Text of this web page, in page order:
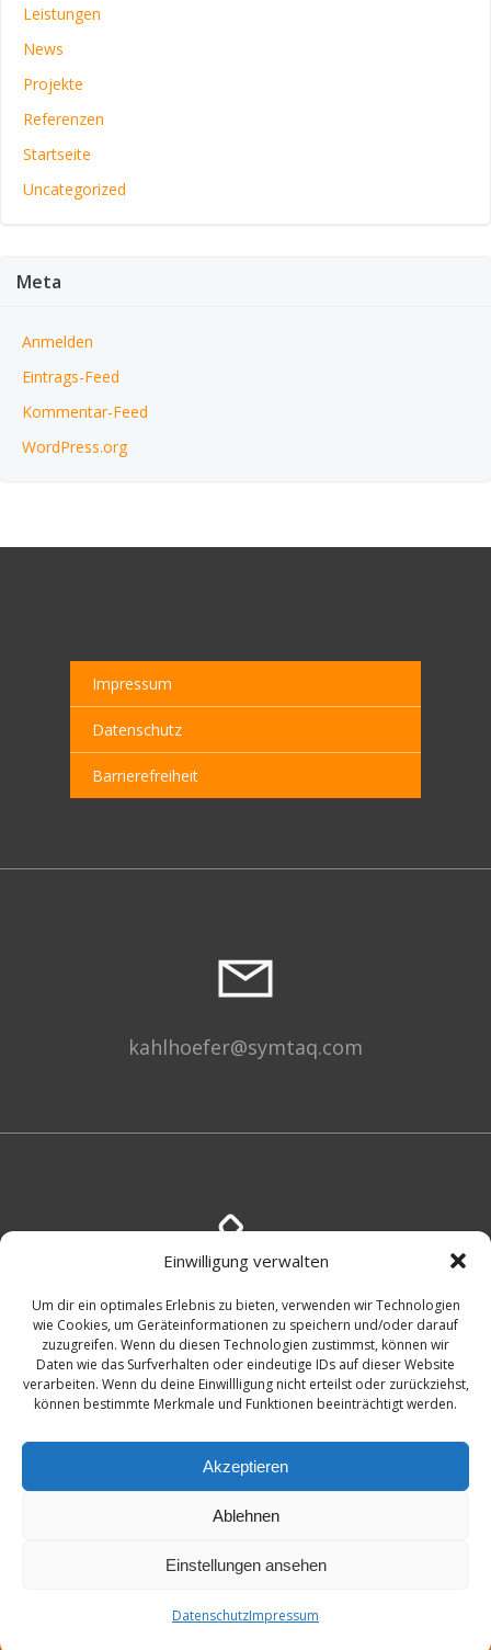
Einwilligung verwalten
Um dir ein optimales Erlebnis zu bieten, verwenden wir Technologien
wie Cookies, um Geräteinformationen zu speichern und/oder darauf
zuzugreifen. Wenn du diesen Technologien zustimmst, können wir
Daten wie das Surfverhalten oder eindeutige IDs auf dieser Website
verarbeiten. Wenn du deine Einwillligung nicht erteilst oder zurückziehst,
können bestimmte Merkmale und Funktionen beeinträchtigt werden.
Akzeptieren
Ablehnen
Einstellungen ansehen
DatenschutzImpressum
Leistungen
News
Projekte
Referenzen
Startseite
Uncategorized
Meta
Anmelden
Eintrags-Feed
Kommentar-Feed
WordPress.org
Impressum
Datenschutz
Barrierefreiheit
kahlhoefer@symtaq.com
+49 (176)45994066
hannover-technik.deandmixters.net